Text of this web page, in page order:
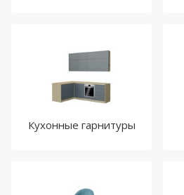
Кухонные гарнитуры